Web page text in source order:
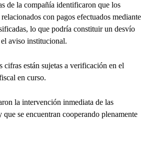
de la compañía identificaron que los
con pagos efectuados mediante
lo que podría constituir un desvío
aviso institucional.
cifras están sujetas a verificación en el
en curso.
la intervención inmediata de las
que se encuentran cooperando plenamente